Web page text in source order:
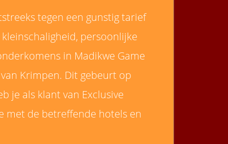
tegen een gunstig tarief
persoonlijke
in Madikwe Game
Krimpen. Dit gebeurt op
je als klant van Exclusive
met de betreffende hotels en